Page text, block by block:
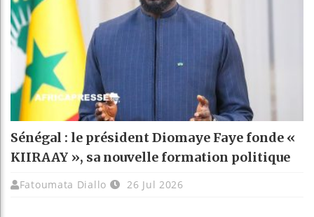
Sénégal : le président Diomaye Faye fonde «
KIIRAAY », sa nouvelle formation politique
Fatoumata Diallo 26 Jul 2026